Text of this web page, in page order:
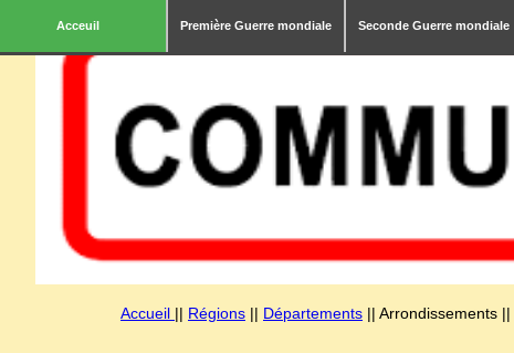
Acceuil Première Guerre mondiale Seconde Guerre mondiale
Accueil || Régions || Départements || Arrondissements ||